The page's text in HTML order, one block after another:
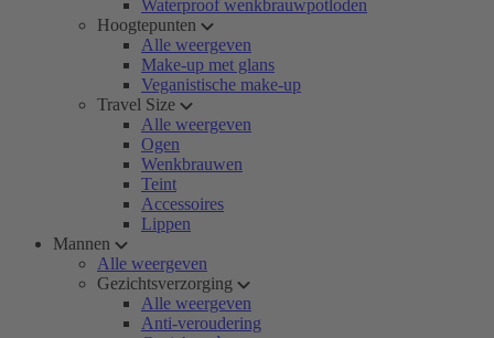
Waterproof wenkbrauwpotloden
Hoogtepunten
Alle weergeven
Make-up met glans
Veganistische make-up
Travel Size
Alle weergeven
Ogen
Wenkbrauwen
Teint
Accessoires
Lippen
Mannen
Alle weergeven
Gezichtsverzorging
Alle weergeven
Anti-veroudering